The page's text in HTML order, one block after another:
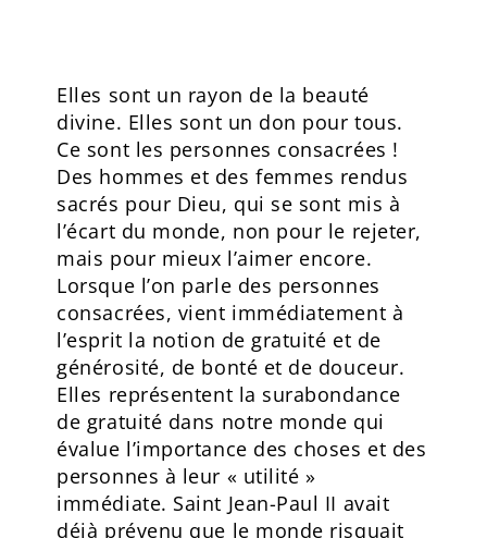
Elles sont un rayon de la beauté
divine. Elles sont un don pour tous.
Ce sont les personnes consacrées !
Des hommes et des femmes rendus
sacrés pour Dieu, qui se sont mis à
l’écart du monde, non pour le rejeter,
mais pour mieux l’aimer encore.
Lorsque l’on parle des personnes
consacrées, vient immédiatement à
l’esprit la notion de gratuité et de
générosité, de bonté et de douceur.
Elles représentent la surabondance
de gratuité dans notre monde qui
évalue l’importance des choses et des
personnes à leur « utilité »
immédiate. Saint Jean-Paul II avait
déjà prévenu que le monde risquait